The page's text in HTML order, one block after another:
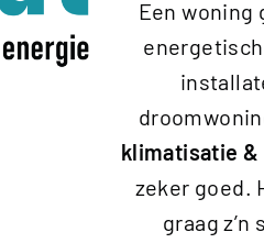
Een woning
klimatisatie
zeker goed.
graag